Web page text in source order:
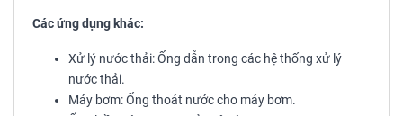
Các ứng dụng khác:
Xử lý nước thải: Ống dẫn trong các hệ thống xử lý
nước thải.
Máy bơm: Ống thoát nước cho máy bơm.